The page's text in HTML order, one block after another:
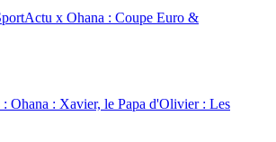
x Ohana : Coupe Euro &
Ohana : Xavier, le Papa d'Olivier : Les